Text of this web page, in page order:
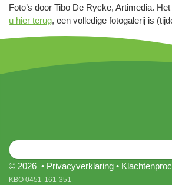
Foto’s door Tibo De Rycke, Artimedia.
u hier terug, een volledige fotogalerij is
© 2026 • Privacyverklaring •
KBO 0451-161-351